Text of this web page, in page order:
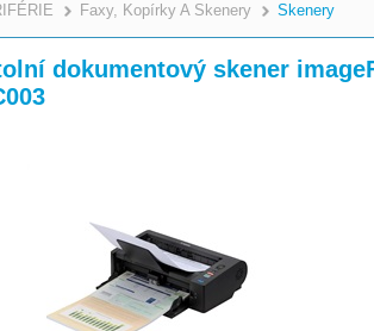
>
Faxy, Kopírky A Skenery Skenery
dokumentový skener